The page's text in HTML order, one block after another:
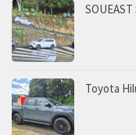
Toyota